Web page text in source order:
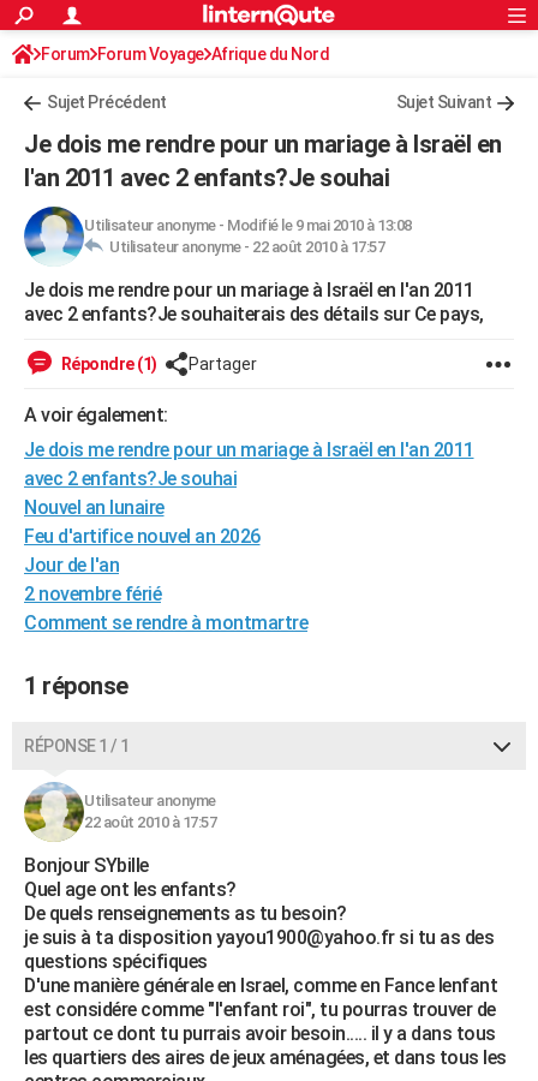
ACTUALITÉS
Politique
Société
Faits Divers
Education
Monde
Villes
+
Programme TV
TNTStreaming
Cinéma
Sorties cinéma
Musique
+FINANCE
Retraite
Impôts
Epargne
Immobilier
Risques naturels par ville
Banque
Assurance
Crédit
AUTO
Essais
Réserver un essai
Citadines
Berlines
SUV
Forum auto
HIGH-TECH
Mobiles
Meilleur smartphone
Internet
Ordinateurs
Jeux vidéo
Guide high-tech
+BRICOLAGE
Forum
Aménagement intérieur
Extérieur
Cuisine
Salle de bains
Jardinage
Rangement
WEEK-END
Guides de France
Escapades
Patrimoine
Expositions
Musées
Week-end nature
+LIFESTYLE
Art de vivre
Bien-être
Loisirs
Mode
Modes de vie
Alimentation
Guide de la santé
Maladies
Médicaments
Sommeil
VOYAGE
Destinations
City break
Voyage nature
Voyage de noces
Forum
Climat
PHOTO
GUIDES D'ACHAT
Carte de Noël
Carte Bonne année
Carte Saint-Valentin
Carte Pâques
Carte d'anniversaire
Dictionnaire
Biographies
Citations
Expressions
Proverbes
PROGRAMME TV
COPAINS D'AVANT
S'inscrire
Se connecter
Lycées
Collèges
Primaires
Universités
Entreprises
Service militaire
Avis de recherche
AVIS DE DÉCÈS
FORUM
Bricolage
Lifestyle
Culture
Sport
Auto
Television
Voyage
Cinema
S'inscrire
Connexion
Forum Forum Voyage Afrique du Nord
Sujet Précédent Sujet Suivant
Je dois me rendre pour un mariage à Israël en
l'an 2011 avec 2 enfants?Je souhai
Utilisateur anonyme- Modifié le 9 mai 2010 à 13:08
Utilisateur anonyme - 22 août 2010 à 17:57
Je dois me rendre pour un mariage à Israël en l'an 2011
avec 2 enfants?Je souhaiterais des détails sur Ce pays,
Répondre (1) Partager
A voir également:
Je dois me rendre pour un mariage à Israël en l'an 2011
avec 2 enfants?Je souhai
Nouvel an lunaire
Feu d'artifice nouvel an 2026
Jour de l'an
2 novembre férié
Comment se rendre à montmartre
1 réponse
RÉPONSE 1 / 1
Utilisateur anonyme
22 août 2010 à 17:57
Bonjour SYbille
Quel age ont les enfants?
De quels renseignements as tu besoin?
je suis à ta disposition yayou1900@yahoo.fr si tu as des
questions spécifiques
D'une manière générale en Israel, comme en Fance lenfant
est considére comme "l'enfant roi", tu pourras trouver de
partout ce dont tu purrais avoir besoin..... il y a dans tous
les quartiers des aires de jeux aménagées, et dans tous les